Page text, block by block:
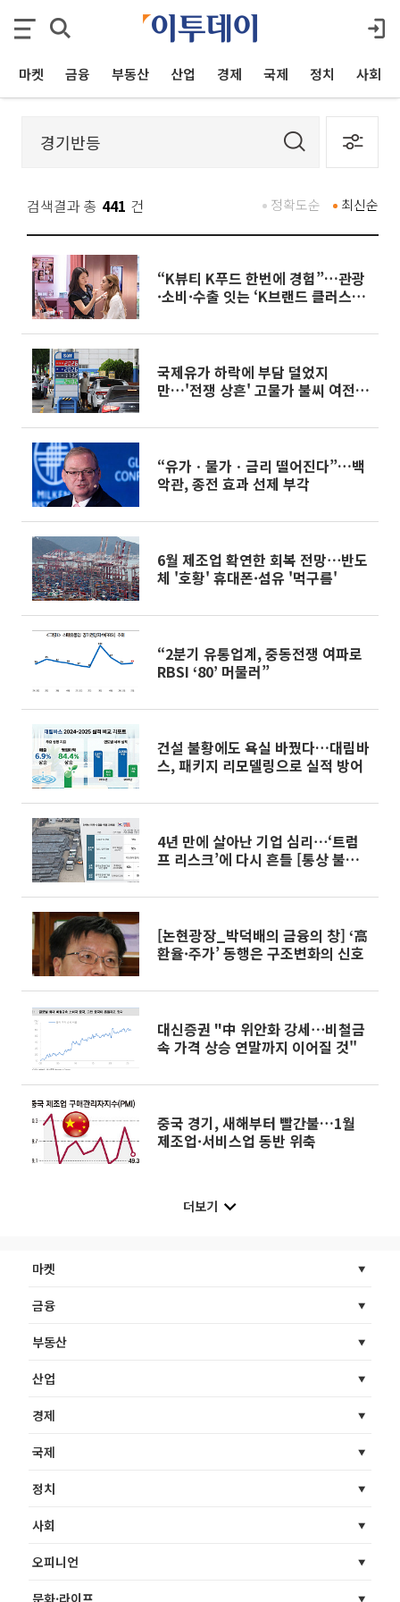
마켓 금융 부동산 산업 경제 국제 정치 사회
검색결과 총 441 건 최신순
정확도순
“K뷰티 K푸드 한번에 경험”…관광
·소비·수출 잇는 ‘K브랜드 클러스
국제유가 하락에 부담 덜었지
만…'전쟁 상흔' 고물가 불씨 여전
“유가ㆍ물가ㆍ금리 떨어진다”…백
악관, 종전 효과 선제 부각
6월 제조업 확연한 회복 전망⋯반도
체 '호황' 휴대폰·섬유 '먹구름'
“2분기 유통업계, 중동전쟁 여파로
RBSI ‘80’ 머물러”
건설 불황에도 욕실 바꿨다…대림바
스, 패키지 리모델링으로 실적 방어
4년 만에 살아난 기업 심리⋯‘트럼
프 리스크’에 다시 흔들 [통상 불확
[논현광장_박덕배의 금융의 창] ‘高
환율·주가’ 동행은 구조변화의 신호
대신증권 "中 위안화 강세⋯비철금
속 가격 상승 연말까지 이어질 것"
중국 경기, 새해부터 빨간불…1월
제조업·서비스업 동반 위축
더보기
마켓
금융
부동산
산업
경제
국제
정치
사회
오피니언
문화·라이프